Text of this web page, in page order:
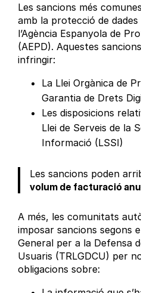
Les sancions més
amb la protecció de
l’Agència Espanyola de
(AEPD). Aquestes
infringir:
La Llei Orgànica de
Garantia de Drets
Les disposicions
Llei de Serveis de la
Informació (LSSI)
Les sancions poden
volum de facturació
A més, les comunitats
imposar sancions segons
General per a la Defensa
Usuaris (TRLGDCU) per
obligacions sobre: